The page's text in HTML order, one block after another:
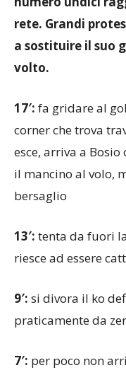
rete. Grandi
a sostituire il suo
volto.
17′: fa gridare al
corner che trova
esce, arriva a
il mancino al volo,
bersaglio
13′: tenta da fuori
riesce ad essere
9′: si divora il ko
praticamente da
7′: per poco non